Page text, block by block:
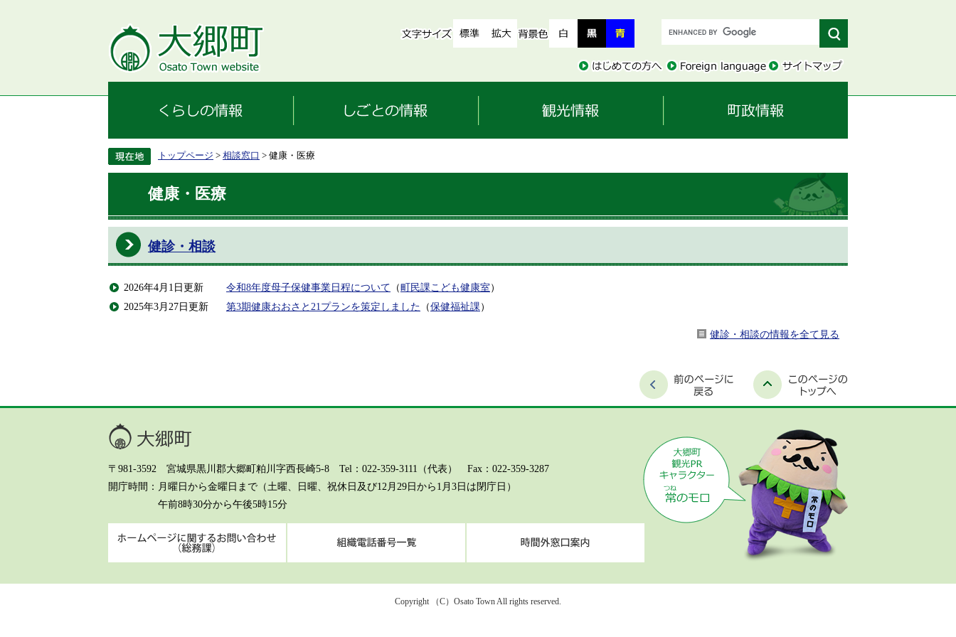
トップページ > 相談窓口 > 健康・医療
健康・医療
健診・相談
2026年4月1日更新 令和8年度母子保健事業日程について （町民課こども健康室）
2025年3月27日更新
第3期健康おおさと21プランを策定しました （保健福祉課）
健診・相談の情報を全て見る
〒981-3592 宮城県黒川郡大郷町粕川字西長崎5-8 Tel：022-359-3111（代表） Fax：022-359-3287
開庁時間
月曜日から金曜日まで（土曜、日曜、祝休日及び12月29日から1月3日は閉庁日）
午前8時30分から午後5時15分
Copyright （C）Osato Town All rights reserved.